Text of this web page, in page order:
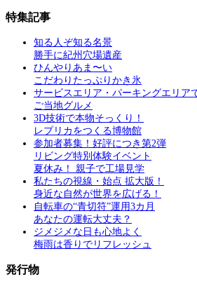
特集記事
知る人ぞ知る名景
勝手に紀州穴場遺産
ひんやりあま〜い
こだわりたっぷりかき氷
サービスエリア・パーキングエリア
ご当地グルメ
3D技術で本物そっくり！
レプリカをつくる博物館
参加者募集！好評につき第2弾
リビング特別体験イベント
夏休み！ 親子で工場見学
私たちの視線・始点 拡大版！
身近な自然が世界を広げる！
自転車の“青切符”運用3カ月
あなたの運転大丈夫？
ジメジメな日も心地よく
梅雨は香りでリフレッシュ
発行物